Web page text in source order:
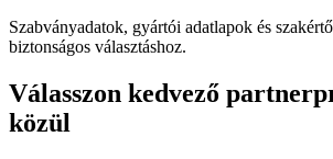
Szabványadatok, gyártói adatlapok és
biztonságos választáshoz.
Válasszon kedvező
közül